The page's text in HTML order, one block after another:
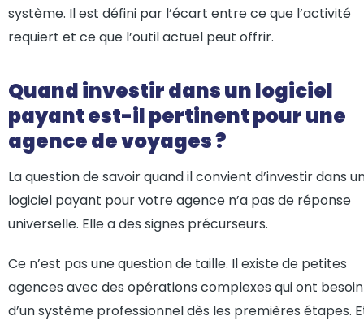
système. Il est défini par l’écart entre ce que l’activité
requiert et ce que l’outil actuel peut offrir.
Quand investir dans un logiciel
payant est-il pertinent pour une
agence de voyages ?
La question de savoir quand il convient d’investir dans
logiciel payant pour votre agence n’a pas de réponse
universelle. Elle a des signes précurseurs.
Ce n’est pas une question de taille. Il existe de petites
agences avec des opérations complexes qui ont besoin
d’un système professionnel dès les premières étapes.